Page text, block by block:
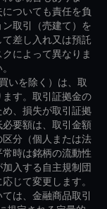
ついても責任を負
取引（売建て）を
差し入れ又は預託
によって異なりま
いを除く）は、取
す。取引証拠金の
、損失が取引証拠
要額は、取引金額
分（個人または法
時は銘柄の流動性
入する自主規制団
じて変更します。
は、金融商品取引